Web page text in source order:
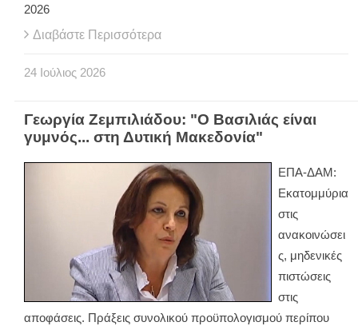
2026
Διαβάστε Περισσότερα
24 Ιούλιος 2026
Γεωργία Ζεμπιλιάδου: "Ο Βασιλιάς είναι
γυμνός... στη Δυτική Μακεδονία"
ΕΠΑ-ΔΑΜ:
Εκατομμύρια
στις
ανακοινώσει
ς, μηδενικές
πιστώσεις
στις
αποφάσεις. Πράξεις συνολικού προϋπολογισμού περίπου